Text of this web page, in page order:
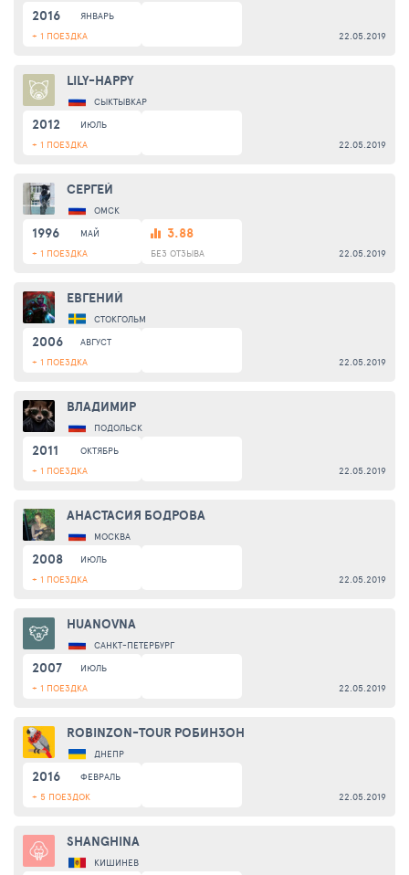
2016
ЯНВАРЬ
+ 1 ПОЕЗДКА
22.05.2019
LILY-HAPPY
СЫКТЫВКАР
2012
ИЮЛЬ
+ 1 ПОЕЗДКА
22.05.2019
СЕРГЕЙ
ОМСК
1996
МАЙ
+ 1 ПОЕЗДКА
3.88
БЕЗ ОТЗЫВА 22.05.2019
ЕВГЕНИЙ
СТОКГОЛЬМ
2006
АВГУСТ
+ 1 ПОЕЗДКА
22.05.2019
ВЛАДИМИР
ПОДОЛЬСК
2011
ОКТЯБРЬ
+ 1 ПОЕЗДКА
22.05.2019
АНАСТАСИЯ БОДРОВА
МОСКВА
2008
ИЮЛЬ
+ 1 ПОЕЗДКА
22.05.2019
HUANOVNA
САНКТ-ПЕТЕРБУРГ
2007
ИЮЛЬ
+ 1 ПОЕЗДКА
22.05.2019
ROBINZON-TOUR РОБИНЗОН
ДНЕПР
2016
ФЕВРАЛЬ
+ 5 ПОЕЗДОК
22.05.2019
SHANGHINA
КИШИНЕВ